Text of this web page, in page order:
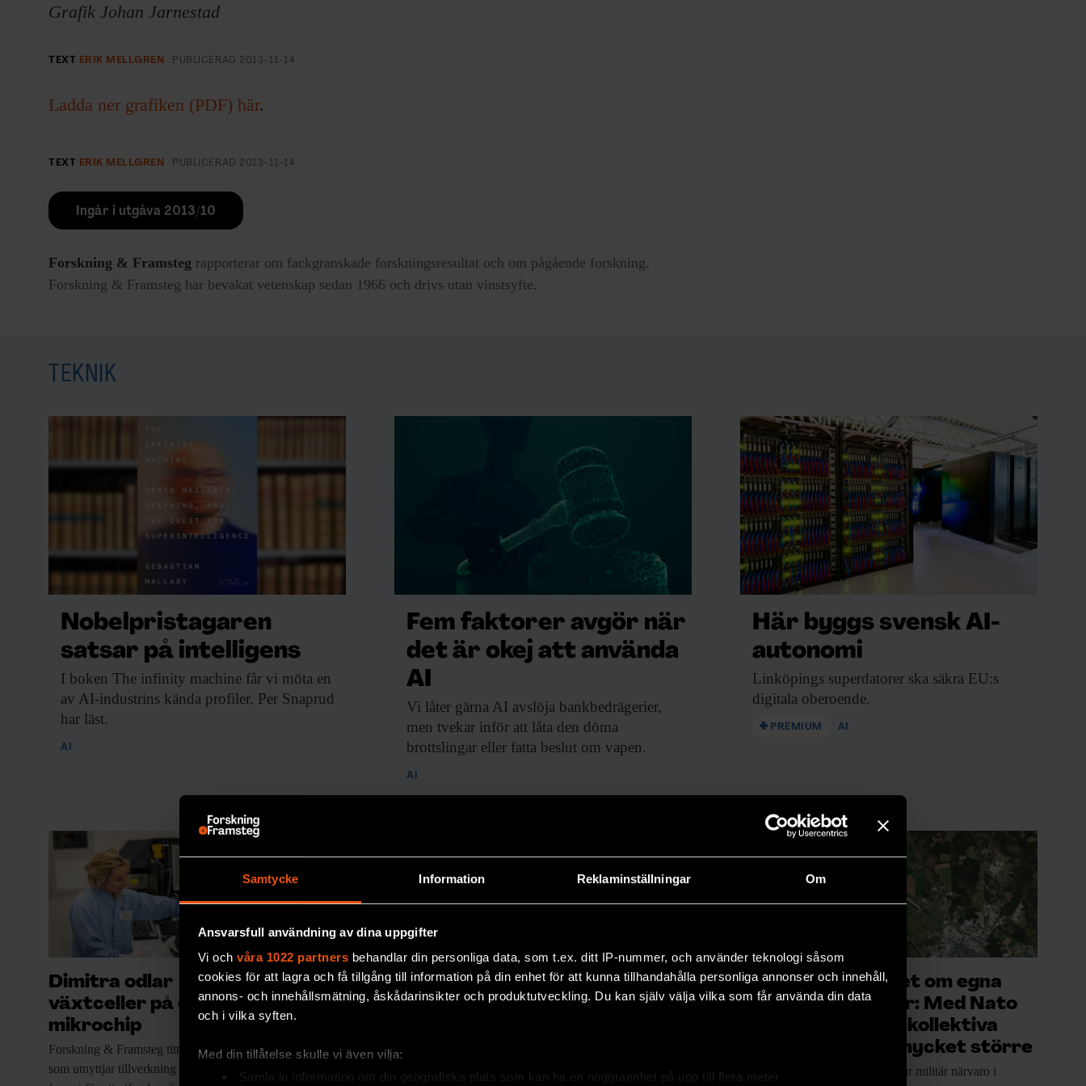
Samtycke Information Reklaminställningar Om
Ansvarsfull användning av dina uppgifter
Vi och våra 1022 partners behandlar din personliga data, som t.ex. ditt IP-nummer, och använder teknologi såsom
cookies för att lagra och få tillgång till information på din enhet för att kunna tillhandahålla personliga annonser och innehåll,
annons- och innehållsmätning, åskådarinsikter och produktutveckling. Du kan själv välja vilka som får använda din data
och i vilka syften.
Med din tillåtelse skulle vi även vilja:
Samla in information om din geografiska plats som kan ha en noggrannhet på upp till flera meter
Grafik Johan Jarnestad
TEXT ERIK MELLGREN PUBLICERAD 2013-11-14
Ladda ner grafiken (PDF) här.
TEXT ERIK MELLGREN PUBLICERAD 2013-11-14
Ingår i utgåva 2013/10
Forskning & Framsteg rapporterar om fackgranskade forskningsresultat och om pågående forskning.
Forskning & Framsteg har bevakat vetenskap sedan 1966 och drivs utan vinstsyfte.
TEKNIK
Nobelpristagaren
satsar på intelligens
I boken The infinity machine får vi möta en
av AI-industrins kända profiler. Per Snaprud
har läst.
AI
Fem faktorer avgör när
det är okej att använda
AI
Vi låter gärna AI avslöja bankbedrägerier,
men tvekar inför att låta den döma
brottslingar eller fatta beslut om vapen.
AI
Här byggs svensk AI-
autonomi
Linköpings superdatorer ska säkra EU:s
digitala oberoende.
PREMIUM AI
Dimitra odlar
växtceller på ett
mikrochip
Forskning & Framsteg tittar in i ett labb
som utnyttjar tillverkning i mikroskopiskt
Därför revolutionerar
det nya AI-beviset
Lösningen av ett80-årigt matteproblem
Vad får mikron att
blixtra?
Försvaret om egna
satelliter: Med Nato
blir vårt kollektiva
ansvar mycket större
Sverige etablerar militär närvaro i